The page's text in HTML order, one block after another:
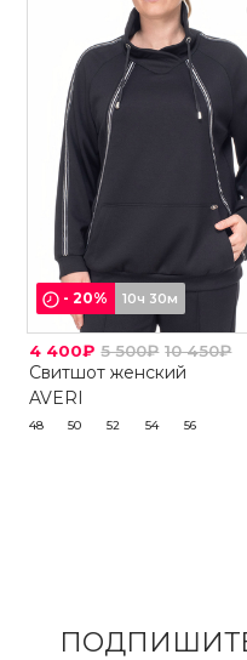
-20% 10ч 30м
4 400₽ 5 500₽ 10 450₽
Свитшот женский
AVERI
48 50 52 54 56